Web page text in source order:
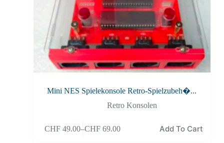
Mini NES Spielekonsole Retro-Spielzubeh�...
Retro Konsolen
CHF 49.00–CHF 69.00 Add To Cart